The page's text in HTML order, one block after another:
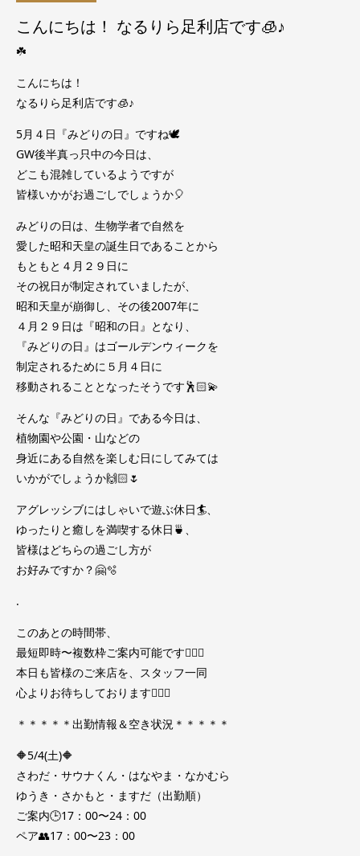
こんにちは！ なるりら足利店です🧊♪
☘️
こんにちは！
なるりら足利店です🧊♪
5月４日『みどりの日』ですね🕊️
GW後半真っ只中の今日は、
どこも混雑しているようですが
皆様いかがお過ごしでしょうか🎈
みどりの日は、生物学者で自然を
愛した昭和天皇の誕生日であることから
もともと４月２９日に
その祝日が制定されていましたが、
昭和天皇が崩御し、その後2007年に
４月２９日は『昭和の日』となり、
『みどりの日』はゴールデンウィークを
制定されるために５月４日に
移動されることとなったそうです🕺🏻💫
そんな『みどりの日』である今日は、
植物園や公園・山などの
身近にある自然を楽しむ日にしてみては
いかがでしょうか🙌🏻🌷
アグレッシブにはしゃいで遊ぶ休日🏄、
ゆったりと癒しを満喫する休日🍵、
皆様はどちらの過ごし方が
お好みですか？🤗🫧
.
このあとの時間帯、
最短即時〜複数枠ご案内可能です🙆🏻‍♀️
本日も皆様のご来店を、スタッフ一同
心よりお待ちしております🧚🏻‍♀️
＊＊＊＊＊出勤情報＆空き状況＊＊＊＊＊
🔶5/4(土)🔶
さわだ・サウナくん・はなやま・なかむら
ゆうき・さかもと・ますだ（出勤順）
ご案内🕒17：00〜24：00
ペア👥17：00〜23：00